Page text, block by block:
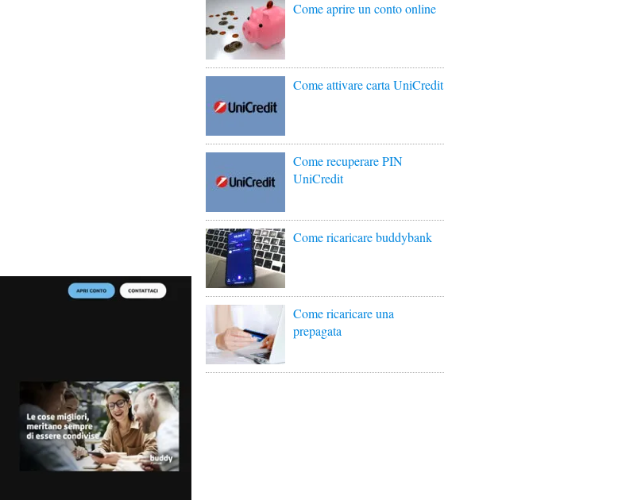
Come aprire un conto online
Come attivare carta UniCredit
Come recuperare PIN
UniCredit
Come ricaricare buddybank
Come ricaricare una
prepagata